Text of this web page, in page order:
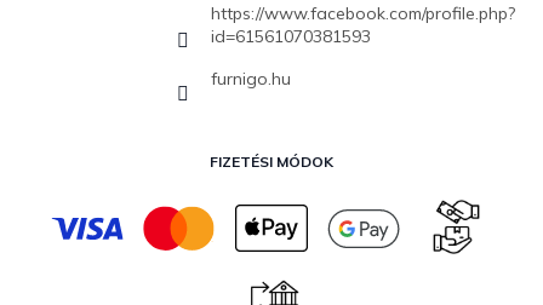
https://www.facebook.com/profile.php?
id=61561070381593
furnigo.hu
FIZETÉSI MÓDOK